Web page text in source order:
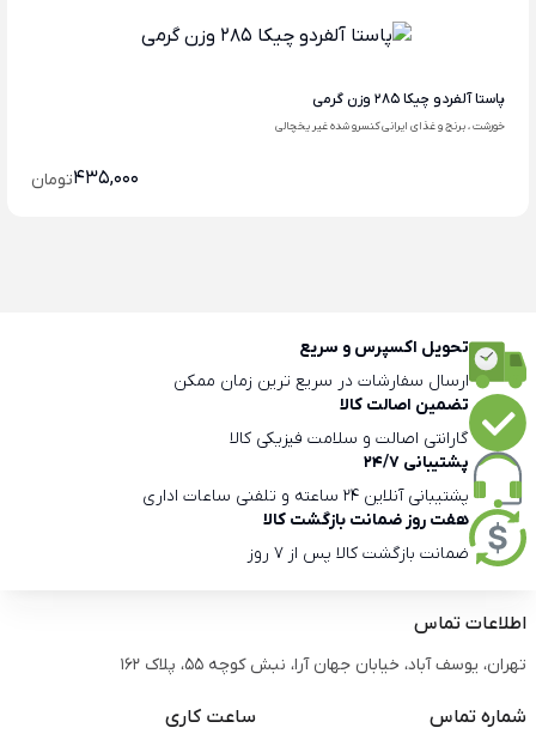
پاستا آلفردو چیکا 285 وزن گرمی
خورشت ، برنج و غذای ایرانی کنسرو شده غیر یخچالی
435,000تومان
تحویل اکسپرس و سریع
ارسال سفارشات در سریع ترین زمان ممکن
تضمین اصالت کالا
گارانتی اصالت و سلامت فیزیکی کالا
پشتیبانی 24/7
پشتیبانی آنلاین 24 ساعته و تلفنی ساعات اداری
هفت روز ضمانت بازگشت کالا
ضمانت بازگشت کالا پس از 7 روز
اطلاعات تماس
تهران، یوسف آباد، خیابان جهان آرا، نبش کوچه 55، پلاک 162
شماره تماس ساعت کاری